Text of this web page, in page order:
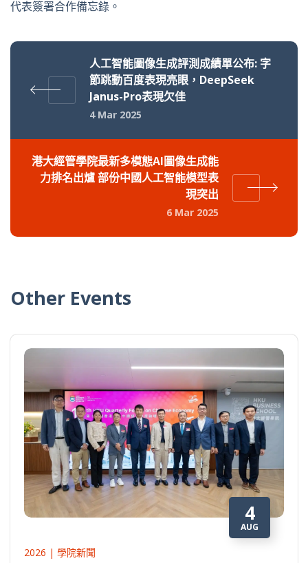
代表簽署合作備忘錄。
人工智能圖像生成評測成績單公布: 字
節跳動百度表現亮眼，DeepSeek
Janus-Pro表現欠佳
4 Mar 2025
港大經管學院最新多模態AI圖像生成能
力排名出爐 部份中國人工智能模型表
現突出
6 Mar 2025
Other Events
4
AUG
2026 | 學院新聞